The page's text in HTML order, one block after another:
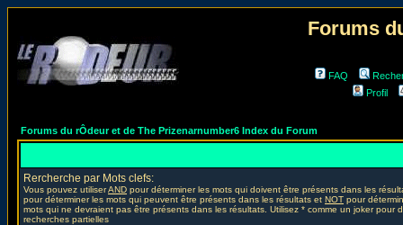
Forums
FAQ
Profil
Forums du rÔdeur et de The Prizenarnumber6 Index du Forum
Rercherche par Mots clefs:
Vous pouvez utiliserAND pour déterminer les mots qui doivent être présents dans les
pour déterminer les mots qui peuvent être présents dans les résultats et NOT pour
mots qui ne devraient pas être présents dans les résultats. Utilisez * comme un joker pour
recherches partielles